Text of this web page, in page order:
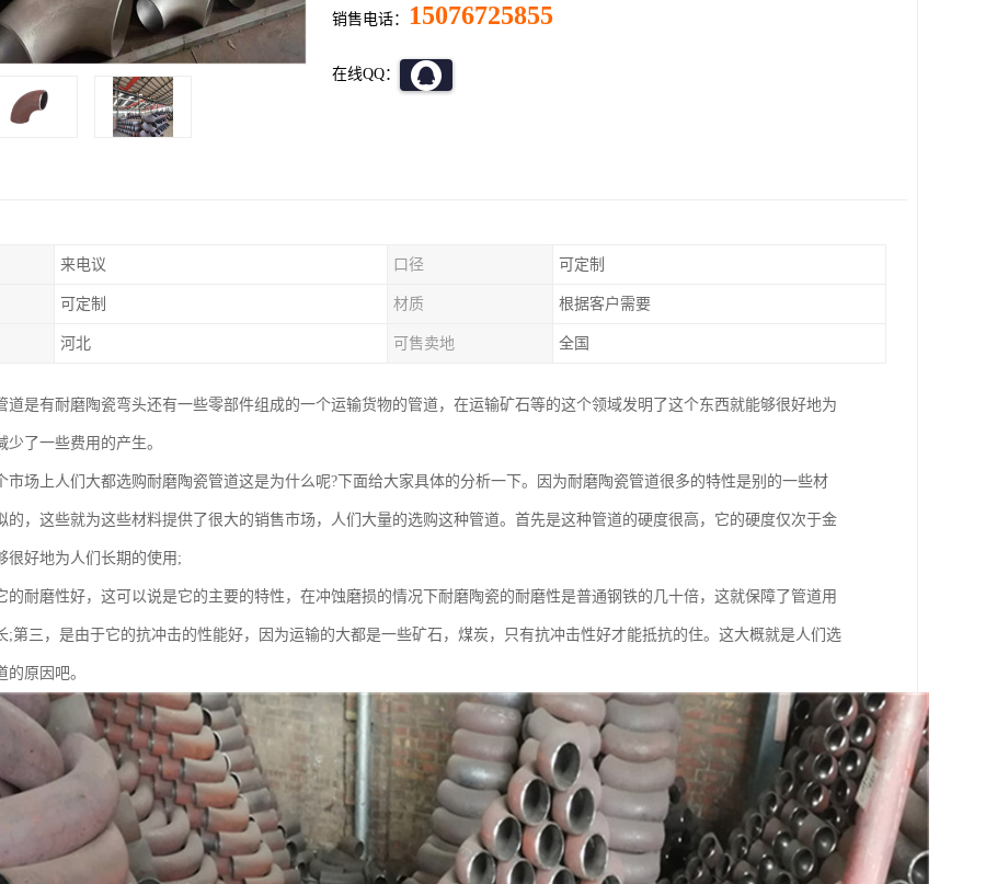
销售电话： 15076725855
在线QQ：
来电议 口径 可定制
可定制 材质 根据客户需要
河北 可售卖地 全国
道是有耐磨陶瓷弯头还有一些零部件组成的一个运输货物的管道，在运输矿石等的这个领域发明了这个东西就能够很好地为
少了一些费用的产生。
市场上人们大都选购耐磨陶瓷管道这是为什么呢?下面给大家具体的分析一下。因为耐磨陶瓷管道很多的特性是别的一些材
的，这些就为这些材料提供了很大的销售市场，人们大量的选购这种管道。首先是这种管道的硬度很高，它的硬度仅次于金
很好地为人们长期的使用;
的耐磨性好，这可以说是它的主要的特性，在冲蚀磨损的情况下耐磨陶瓷的耐磨性是普通钢铁的几十倍，这就保障了管道用
;第三，是由于它的抗冲击的性能好，因为运输的大都是一些矿石，煤炭，只有抗冲击性好才能抵抗的住。这大概就是人们选
的原因吧。